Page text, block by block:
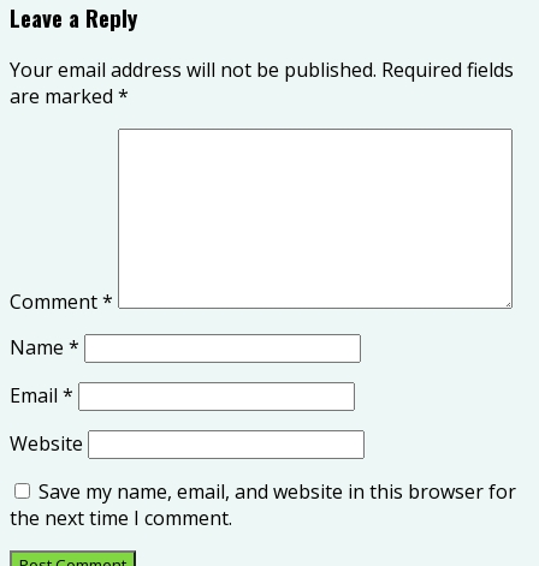
Leave a Reply
Your email address will not be published. Required fields
are marked *
Comment*
Name *
Email *
Website
Save my name, email, and website in this browser for
the next time I comment.